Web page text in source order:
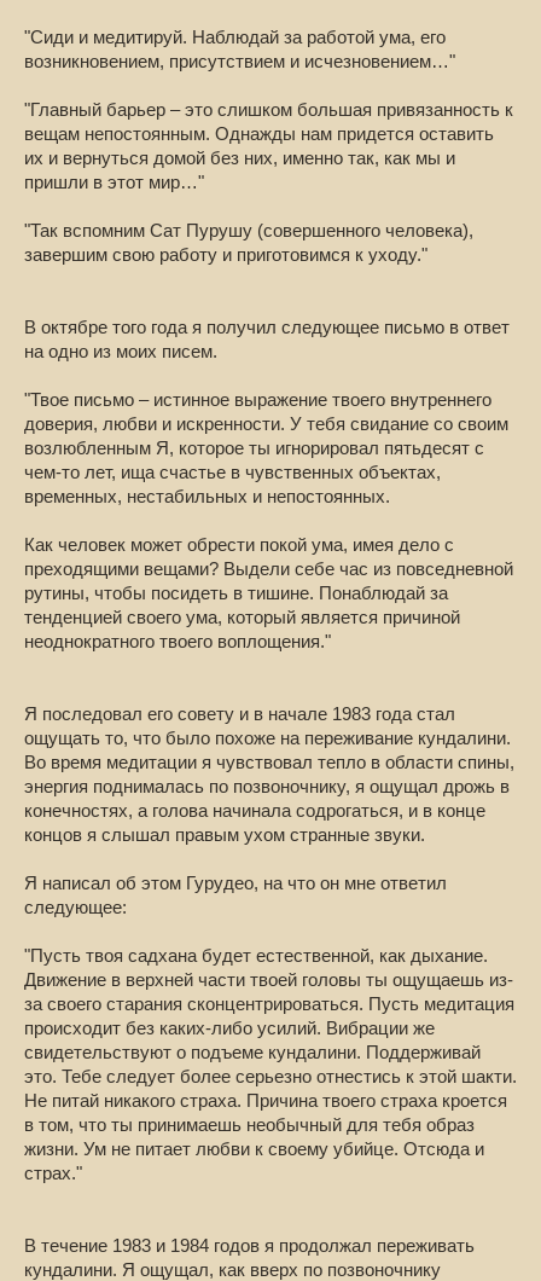
"Сиди и медитируй. Наблюдай за работой ума, его
возникновением, присутствием и исчезновением…"
"Главный барьер – это слишком большая привязанность к
вещам непостоянным. Однажды нам придется оставить
их и вернуться домой без них, именно так, как мы и
пришли в этот мир…"
"Так вспомним Сат Пурушу (совершенного человека),
завершим свою работу и приготовимся к уходу."
В октябре того года я получил следующее письмо в ответ
на одно из моих писем.
"Твое письмо – истинное выражение твоего внутреннего
доверия, любви и искренности. У тебя свидание со своим
возлюбленным Я, которое ты игнорировал пятьдесят с
чем-то лет, ища счастье в чувственных объектах,
временных, нестабильных и непостоянных.
Как человек может обрести покой ума, имея дело с
преходящими вещами? Выдели себе час из повседневной
рутины, чтобы посидеть в тишине. Понаблюдай за
тенденцией своего ума, который является причиной
неоднократного твоего воплощения."
Я последовал его совету и в начале 1983 года стал
ощущать то, что было похоже на переживание кундалини.
Во время медитации я чувствовал тепло в области спины,
энергия поднималась по позвоночнику, я ощущал дрожь в
конечностях, а голова начинала содрогаться, и в конце
концов я слышал правым ухом странные звуки.
Я написал об этом Гурудео, на что он мне ответил
следующее:
"Пусть твоя садхана будет естественной, как дыхание.
Движение в верхней части твоей головы ты ощущаешь из-
за своего старания сконцентрироваться. Пусть медитация
происходит без каких-либо усилий. Вибрации же
свидетельствуют о подъеме кундалини. Поддерживай
это. Тебе следует более серьезно отнестись к этой шакти.
Не питай никакого страха. Причина твоего страха кроется
в том, что ты принимаешь необычный для тебя образ
жизни. Ум не питает любви к своему убийце. Отсюда и
страх."
В течение 1983 и 1984 годов я продолжал переживать
кундалини. Я ощущал, как вверх по позвоночнику